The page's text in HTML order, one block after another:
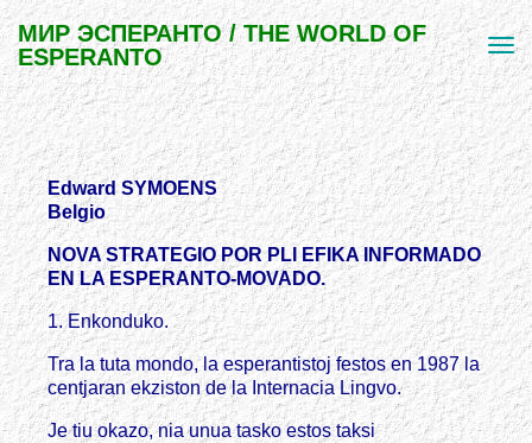
МИР ЭСПЕРАНТО / THE WORLD OF
ESPERANTO
Edward SYMOENS
Belgio
NOVA STRATEGIO POR PLI EFIKA INFORMADO
EN LA ESPERANTO-MOVADO.
1. Enkonduko.
Tra la tuta mondo, la esperantistoj festos en 1987 la
centjaran ekziston de la Internacia Lingvo.
Je tiu okazo, nia unua tasko estos taksi